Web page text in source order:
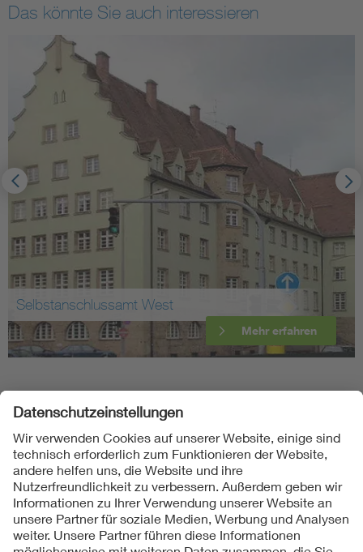
Das könnte Sie auch interessieren
Selbstanschlussamt West
Mehr erfahren
Folgen Sie uns